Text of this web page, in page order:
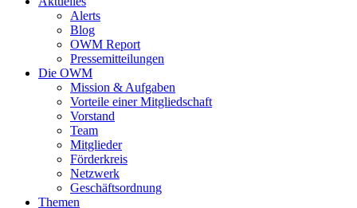
Alerts
Blog
OWM Report
Pressemitteilungen
Die OWM
Mission & Aufgaben
Vorteile einer Mitgliedschaft
Vorstand
Team
Mitglieder
Förderkreis
Netzwerk
Geschäftsordnung
Themen